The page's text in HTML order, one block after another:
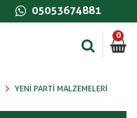
05053674881
0
YENI PARTI MALZEMELERI